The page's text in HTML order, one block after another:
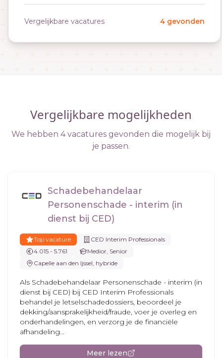
Vergelijkbare vacatures 4 gevonden
Vergelijkbare mogelijkheden
We hebben 4 vacatures gevonden die mogelijk bij
je passen.
Schadebehandelaar
Personenschade - interim (in
dienst bij CED)
Top vacature
CED Interim Professionals
4.015 - 5.761
Medior, Senior
Capelle aan den Ijssel, hybride
Als Schadebehandelaar Personenschade - interim (in
dienst bij CED) bij CED Interim Professionals
behandel je letselschadedossiers, beoordeel je
dekking/aansprakelijkheid/fraude, voer je overleg en
onderhandelingen, en verzorg je de financiële
afhandeling...
Meer lezen